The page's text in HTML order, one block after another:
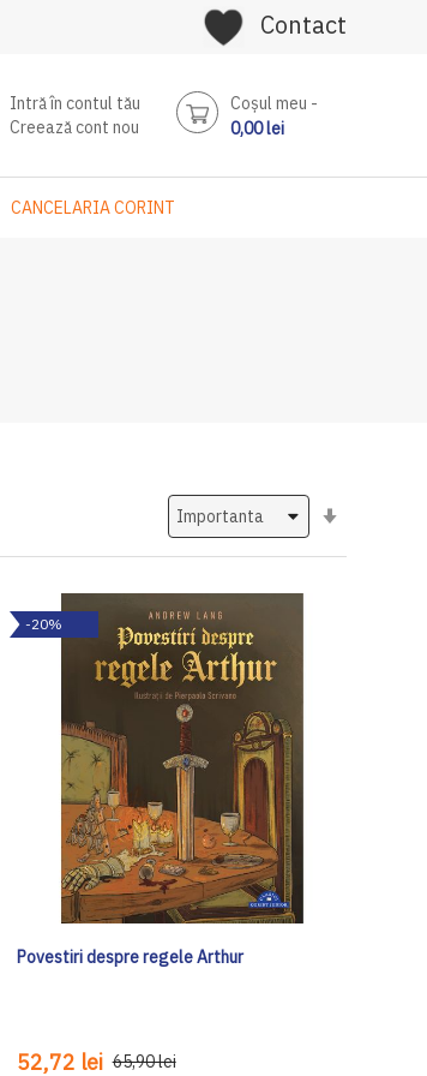
Contact
Intră în contul tău
Creează cont nou
Coşul meu
0,00 lei
CANCELARIA CORINT
-20%
Povestiri despre regele Arthur
52,72 lei 65,90 lei